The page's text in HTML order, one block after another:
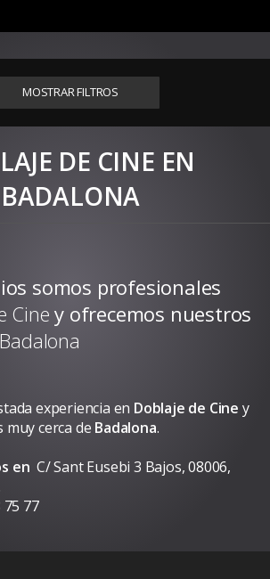
MOSTRAR FILTROS
DE CINE EN
BADALONA
somos profesionales
Ciney ofrecemos nuestros
Badalona
experiencia en Doblaje de Cine y
cerca de Badalona.
en C/ Sant Eusebi 3 Bajos, 08006,
75 77